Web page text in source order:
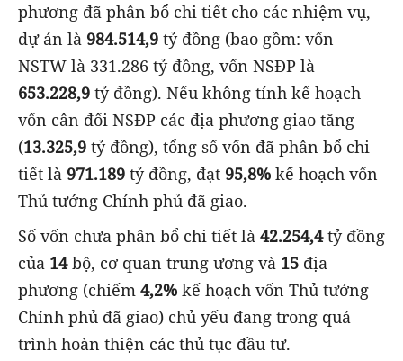
phương đã phân bổ chi tiết cho các nhiệm vụ,
dự án là 984.514,9 tỷ đồng (bao gồm: vốn
NSTW là 331.286 tỷ đồng, vốn NSĐP là
653.228,9 tỷ đồng). Nếu không tính kế hoạch
vốn cân đối NSĐP các địa phương giao tăng
(13.325,9 tỷ đồng), tổng số vốn đã phân bổ chi
tiết là 971.189 tỷ đồng, đạt 95,8% kế hoạch vốn
Thủ tướng Chính phủ đã giao.
Số vốn chưa phân bổ chi tiết là 42.254,4tỷ đồng
của 14bộ, cơ quan trung ương và 15 địa
phương (chiếm 4,2% kế hoạch vốn Thủ tướng
Chính phủ đã giao) chủ yếu đang trong quá
trình hoàn thiện các thủ tục đầu tư.